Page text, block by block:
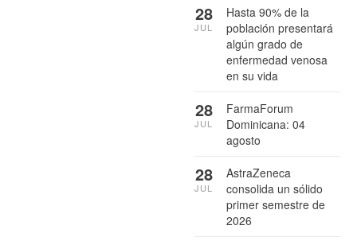
Hasta 90% de la
población presentará
algún grado de
enfermedad venosa
en su vida
28
JUL
FarmaForum
Dominicana: 04
agosto
28
JUL
AstraZeneca
consolida un sólido
primer semestre de
2026
28
JUL